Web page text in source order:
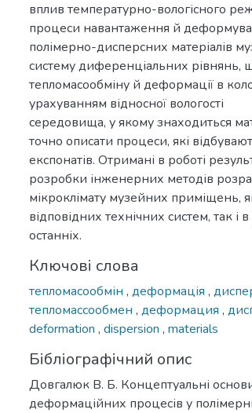
вплив температурно-вологісного
процеси навантаження й
полімерно-дисперсних матеріалів
систему диференціальних рівнянь,
тепломасообміну й деформації в
урахуванням відносної вологості
середовища, у якому знаходиться
точно описати процеси, які
експонатів. Отримані в роботі
розробки інженерних методів
мікроклімату музейних приміщень,
відповідних технічних систем, так і
останніх.
Ключові слова
тепломасообмін , деформація ,
тепломасcообмен , деформация ,
deformation , dispersion , materials
Бібліографічний опис
Довгалюк В. Б. Концептуальні
деформаційних процесів у